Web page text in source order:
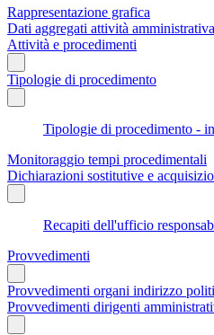
Rappresentazione grafica
Dati aggregati attività amministrativa
Attività e procedimenti
Tipologie di procedimento
Tipologie di procedimento -
Monitoraggio tempi procedimentali
Dichiarazioni sostitutive e
Recapiti dell'ufficio
Provvedimenti
Provvedimenti organi indirizzo
Provvedimenti dirigenti